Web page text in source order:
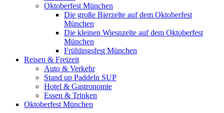
Oktoberfest München
Die große Bierzelte auf dem Oktoberfest
München
Die kleinen Wiesnzelte auf dem Oktoberfest
München
Frühlingsfest München
Reisen & Freizeit
Auto & Verkehr
Stand up Paddeln SUP
Hotel & Gastronomie
Essen & Trinken
Oktoberfest München